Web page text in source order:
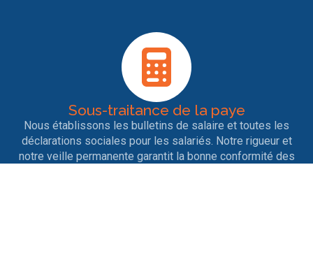
Sous-traitance de la paye
Nous établissons les bulletins de salaire et toutes les
déclarations sociales pour les salariés. Notre rigueur et
notre veille permanente garantit la bonne conformité des